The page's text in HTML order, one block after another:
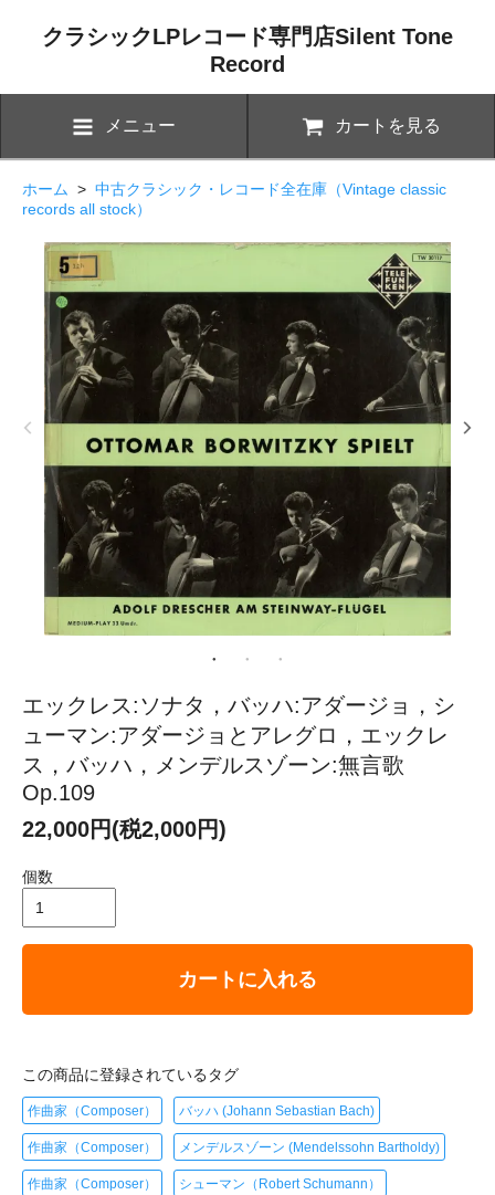
クラシックLPレコード専門店Silent Tone
Record
メニュー カートを見る
ホーム > 中古クラシック・レコード全在庫（Vintage classic
records all stock）
エックレス:ソナタ，バッハ:アダージョ，シ
ューマン:アダージョとアレグロ，エックレ
ス，バッハ，メンデルスゾーン:無言歌
Op.109
22,000円(税2,000円)
個数
カートに入れる
この商品に登録されているタグ
作曲家（Composer） バッハ (Johann Sebastian Bach)
作曲家（Composer） メンデルスゾーン (Mendelssohn Bartholdy)
作曲家（Composer） シューマン（Robert Schumann）